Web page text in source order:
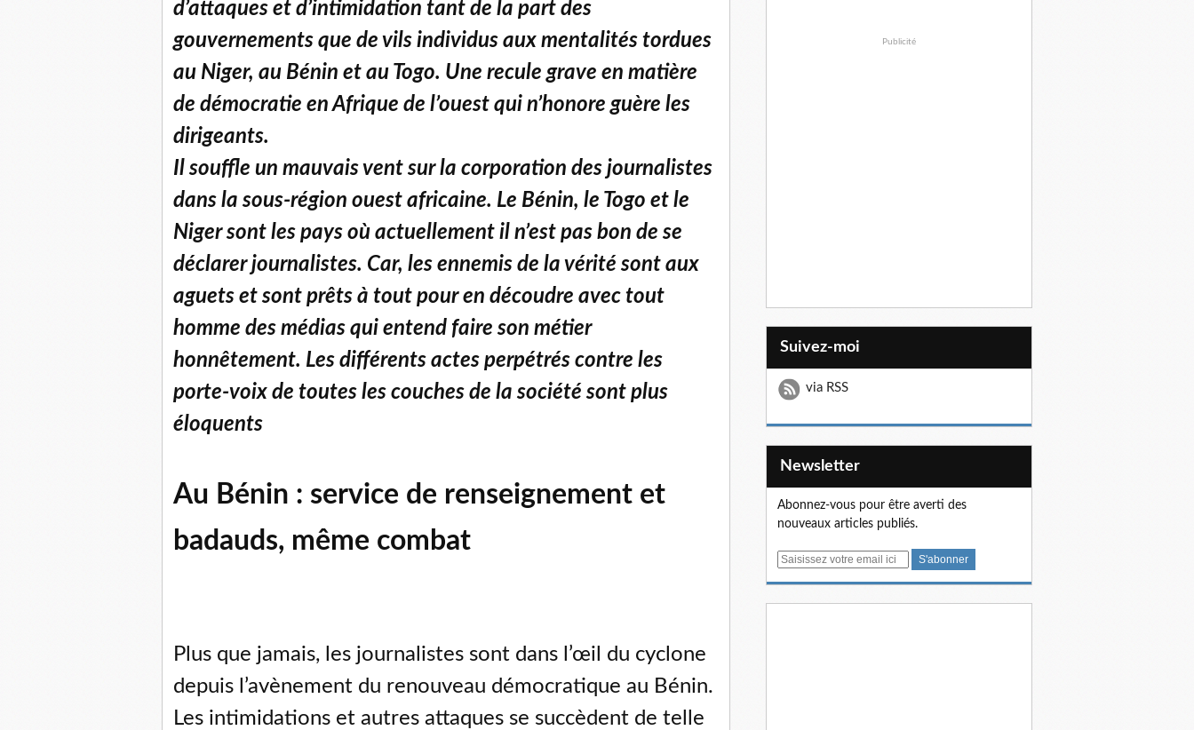
d’attaques et d’intimidation tant de la part des
gouvernements que de vils individus aux mentalités tordues
au Niger, au Bénin et au Togo. Une recule grave en matière
de démocratie en Afrique de l’ouest qui n’honore guère les
dirigeants.
Il souffle un mauvais vent sur la corporation des journalistes
dans la sous-région ouest africaine. Le Bénin, le Togo et le
Niger sont les pays où actuellement il n’est pas bon de se
déclarer journalistes. Car, les ennemis de la vérité sont aux
aguets et sont prêts à tout pour en découdre avec tout
homme des médias qui entend faire son métier
honnêtement. Les différents actes perpétrés contre les
porte-voix de toutes les couches de la société sont plus
éloquents
Au Bénin : service de renseignement et
badauds, même combat
Plus que jamais, les journalistes sont dans l’œil du cyclone
depuis l’avènement du renouveau démocratique au Bénin.
Les intimidations et autres attaques se succèdent de telle
Publicité
Suivez-moi
via RSS
Newsletter
Abonnez-vous pour être averti des
nouveaux articles publiés.
E